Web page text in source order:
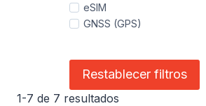
eSIM
GNSS (GPS)
Restablecer filtros
1-7 de 7 resultados